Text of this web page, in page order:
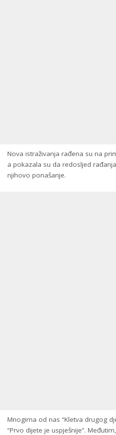
Nova istraživanja rađena su na
a pokazala su da redosljed
njihovo ponašanje.
Mnogima od nas “Kletva drugog
“Prvo dijete je uspješnije”.